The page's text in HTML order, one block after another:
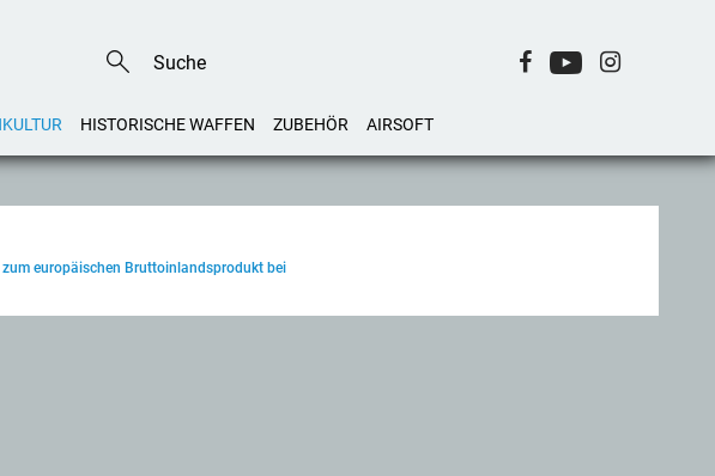
HISTORISCHE WAFFEN ZUBEHÖR AIRSOFT
europäischen Bruttoinlandsprodukt bei